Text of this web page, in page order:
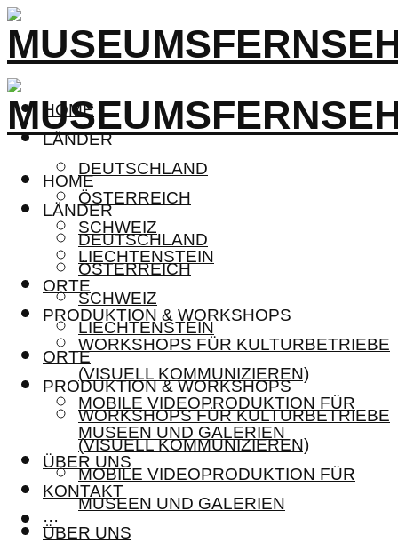
HOME
LÄNDER
DEUTSCHLAND
ÖSTERREICH
SCHWEIZ
LIECHTENSTEIN
ORTE
PRODUKTION & WORKSHOPS
WORKSHOPS FÜR KULTURBETRIEBE
(VISUELL KOMMUNIZIEREN)
MOBILE VIDEOPRODUKTION FÜR
MUSEEN UND GALERIEN
ÜBER UNS
KONTAKT
···
HOME
LÄNDER
DEUTSCHLAND
ÖSTERREICH
SCHWEIZ
LIECHTENSTEIN
ORTE
PRODUKTION & WORKSHOPS
WORKSHOPS FÜR KULTURBETRIEBE
(VISUELL KOMMUNIZIEREN)
MOBILE VIDEOPRODUKTION FÜR
MUSEEN UND GALERIEN
ÜBER UNS